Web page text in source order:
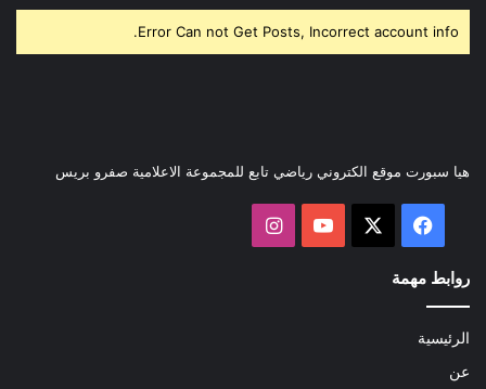
Error Can not Get Posts, Incorrect account info.
هيا سبورت موقع الكتروني رياضي تابع للمجموعة الاعلامية صفرو بريس
فيسبوك ‫YouTubeانستقرام
روابط مهمة
الرئيسية
عن